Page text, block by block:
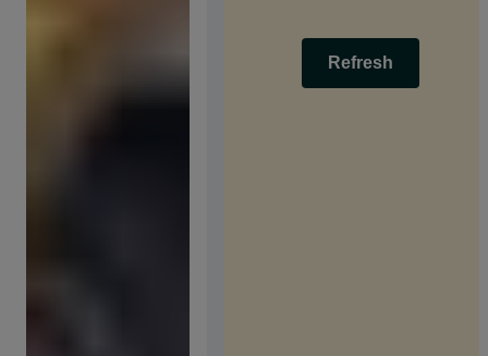
Refresh